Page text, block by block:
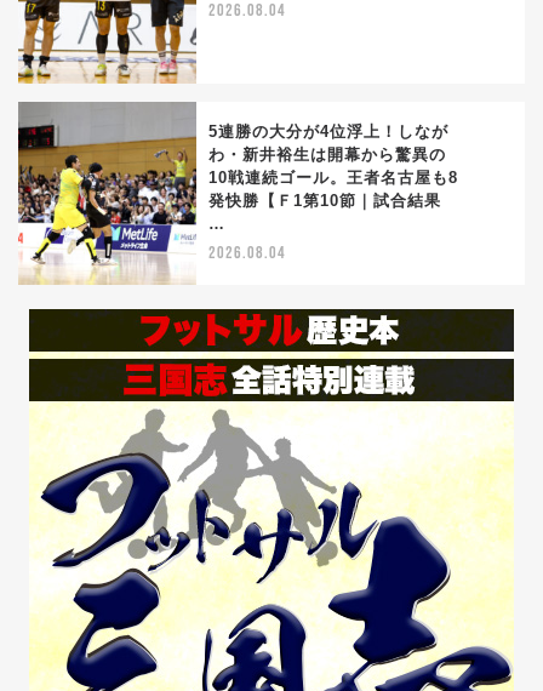
2026.08.04
5連勝の大分が4位浮上！しなが
わ・新井裕生は開幕から驚異の
10戦連続ゴール。王者名古屋も8
発快勝【Ｆ1第10節｜試合結果
…
2026.08.04